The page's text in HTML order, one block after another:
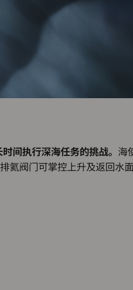
间执行深海任务的挑战。 海
氦阀门可掌控上升及返回水